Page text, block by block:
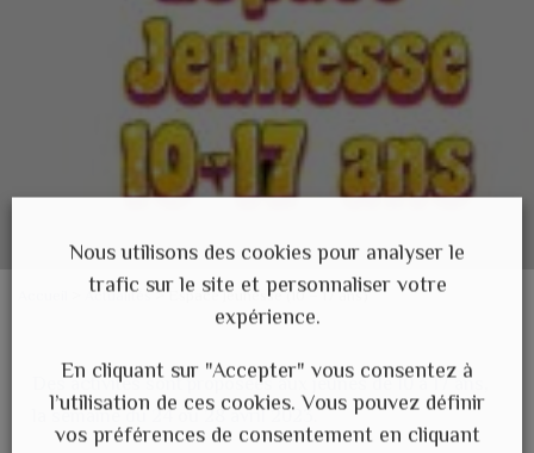
Actualités>Espace Jeunesse (10 – 17 ans)
Des activités sont proposées aux jeunes de 10 à 17 ans,
la semaine du 24 ou 28 avril 2023.
Nous utilisons des cookies pour analyser le
trafic sur le site et personnaliser votre
expérience.
En cliquant sur "Accepter" vous consentez à
l’utilisation de ces cookies. Vous pouvez définir
vos préférences de consentement en cliquant